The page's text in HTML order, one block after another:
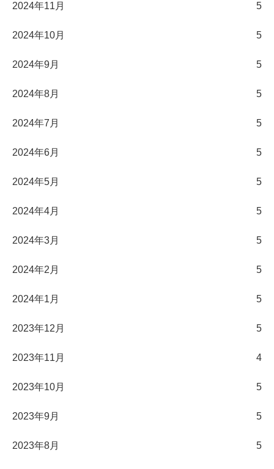
2024年11月 5
2024年10月 5
2024年9月 5
2024年8月 5
2024年7月 5
2024年6月 5
2024年5月 5
2024年4月 5
2024年3月 5
2024年2月 5
2024年1月 5
2023年12月 5
2023年11月 4
2023年10月 5
2023年9月 5
2023年8月 5